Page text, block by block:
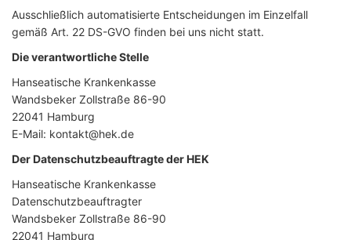
Ausschließlich automatisierte Entscheidungen im Einzelfall
gemäß Art. 22 DS-GVO finden bei uns nicht statt.
Die verantwortliche Stelle
Hanseatische Krankenkasse
Wandsbeker Zollstraße 86-90
22041 Hamburg
E-Mail: kontakt@hek.de
Der Datenschutzbeauftragte der HEK
Hanseatische Krankenkasse
Datenschutzbeauftragter
Wandsbeker Zollstraße 86-90
22041 Hamburg